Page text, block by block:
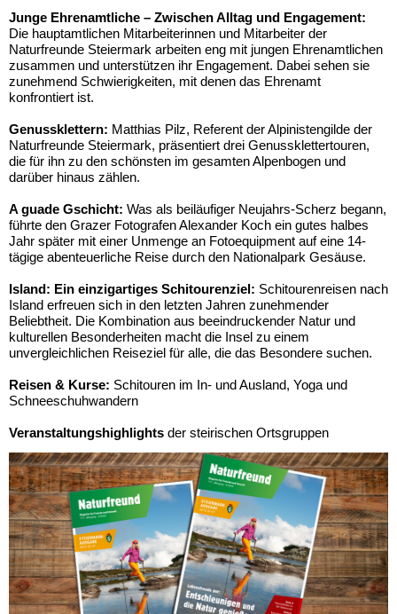
Junge Ehrenamtliche – Zwischen Alltag und Engagement:
Die hauptamtlichen Mitarbeiterinnen und Mitarbeiter der
Naturfreunde Steiermark arbeiten eng mit jungen Ehrenamtlichen
zusammen und unterstützen ihr Engagement. Dabei sehen sie
zunehmend Schwierigkeiten, mit denen das Ehrenamt
konfrontiert ist.
Genussklettern: Matthias Pilz, Referent der Alpinistengilde der
Naturfreunde Steiermark, präsentiert drei Genussklettertouren,
die für ihn zu den schönsten im gesamten Alpenbogen und
darüber hinaus zählen.
A guade Gschicht: Was als beiläufiger Neujahrs-Scherz begann,
führte den Grazer Fotografen Alexander Koch ein gutes halbes
Jahr später mit einer Unmenge an Fotoequipment auf eine 14-
tägige abenteuerliche Reise durch den Nationalpark Gesäuse.
Island: Ein einzigartiges Schitourenziel: Schitourenreisen nach
Island erfreuen sich in den letzten Jahren zunehmender
Beliebtheit. Die Kombination aus beeindruckender Natur und
kulturellen Besonderheiten macht die Insel zu einem
unvergleichlichen Reiseziel für alle, die das Besondere suchen.
Reisen & Kurse: Schitouren im In- und Ausland, Yoga und
Schneeschuhwandern
Veranstaltungshighlights der steirischen Ortsgruppen